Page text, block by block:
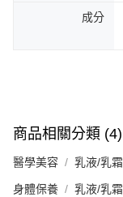
成分
商品相關分類 (4)
醫學美容 乳液/乳霜
身體保養 乳液/乳霜